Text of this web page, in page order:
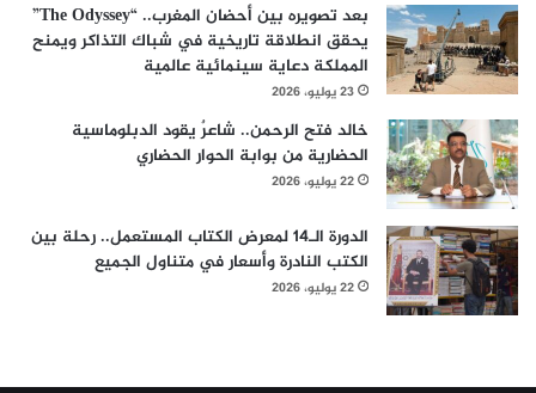
بعد تصويره بين أحضان المغرب.. “The Odyssey”
يحقق انطلاقة تاريخية في شباك التذاكر ويمنح
المملكة دعاية سينمائية عالمية
23 يوليو، 2026
خالد فتح الرحمن.. شاعرٌ يقود الدبلوماسية
الحضارية من بوابة الحوار الحضاري
22 يوليو، 2026
الدورة الـ14 لمعرض الكتاب المستعمل.. رحلة بين
الكتب النادرة وأسعار في متناول الجميع
22 يوليو، 2026